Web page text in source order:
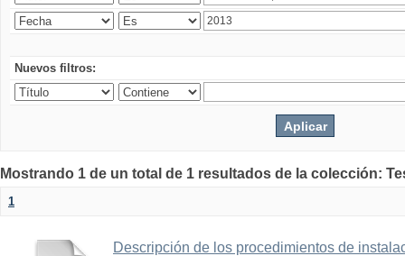
Nuevos filtros:
Mostrando 1 de un total de 1 resultados de la colección:
1
Descripción de los procedimientos de